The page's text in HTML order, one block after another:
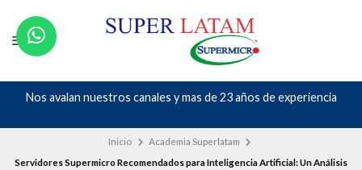
Nos avalan nuestros canales y mas de 23 años de experiencia
Inicio
Academia Superlatam
Servidores Supermicro Recomendados para Inteligencia Artificial: Un Análisis